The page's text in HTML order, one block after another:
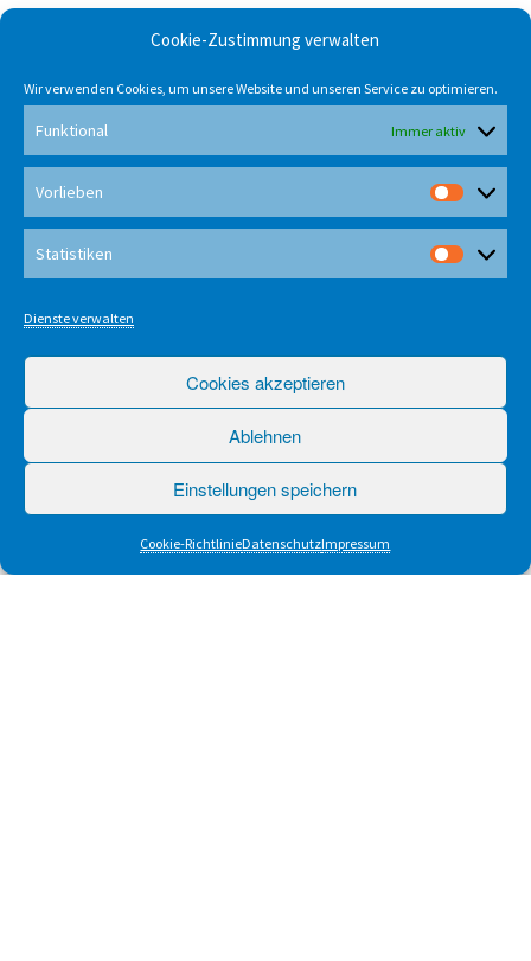
Cookie-Zustimmung verwalten
Wir verwenden Cookies, um unsere Website und unseren Service zu optimieren.
Funktional Immer aktiv
Vorlieben
Statistiken
Dienste verwalten
Cookies akzeptieren
Ablehnen
Einstellungen speichern
Cookie-RichtlinieDatenschutzImpressum